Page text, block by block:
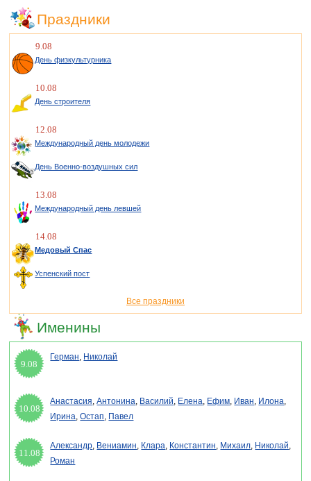
Праздники
9.08
День физкультурника
10.08
День строителя
12.08
Международный день молодежи
День Военно-воздушных сил
13.08
Международный день левшей
14.08
Медовый Спас
Успенский пост
Все праздники
Именины
9.08
Герман, Николай
10.08
Анастасия,Антонина, Василий, Елена, Ефим, Иван, Илона,
Ирина,Остап, Павел
11.08
Александр, Вениамин, Клара, Константин, Михаил, Николай,
Роман